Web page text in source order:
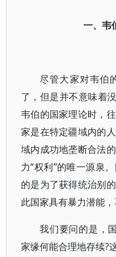
一、韦
尽管大家对韦伯
了，但是并不意味着
韦伯的国家理论时，
家是在特定疆域内的
域内成功地垄断合法
力“权利”的唯一源泉
的是为了获得统治别
此国家具有暴力潜能，
我们要问的是，
家缘何能合理地存续?